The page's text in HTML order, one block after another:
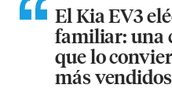
El Kia EV3
familiar: una
que lo
más